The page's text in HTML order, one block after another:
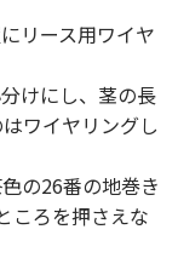
リース用ワイヤ
けにし、茎の長
ワイヤリングし
の26番の地巻き
ころを押さえな